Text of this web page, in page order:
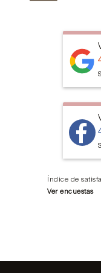
Índice de
Ver encuestas